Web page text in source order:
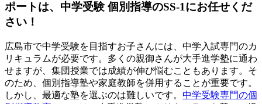
ポートは、中学受験 個別指導のSS-1にお任せくだ
さい！
広島市で中学受験を目指すお子さんには、中学入試専門のカ
リキュラムが必要です。多くの親御さんが大手進学塾に通わ
せますが、集団授業では成績が伸び悩むこともあります。そ
のため、個別指導塾や家庭教師を併用することが重要です。
しかし、最適な塾を選ぶのは難しいです。 中学受験専門の個